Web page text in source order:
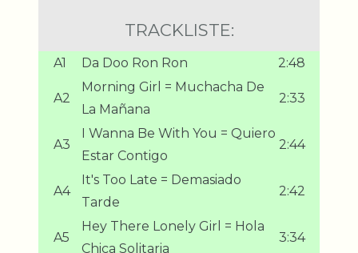
TRACKLISTE:
A1 Da Doo Ron Ron 2:48
A2
Morning Girl = Muchacha De
La Mañana
2:33
A3
I Wanna Be With You = Quiero
Estar Contigo
2:44
A4
It's Too Late = Demasiado
Tarde
2:42
A5
Hey There Lonely Girl = Hola
Chica Solitaria
3:34